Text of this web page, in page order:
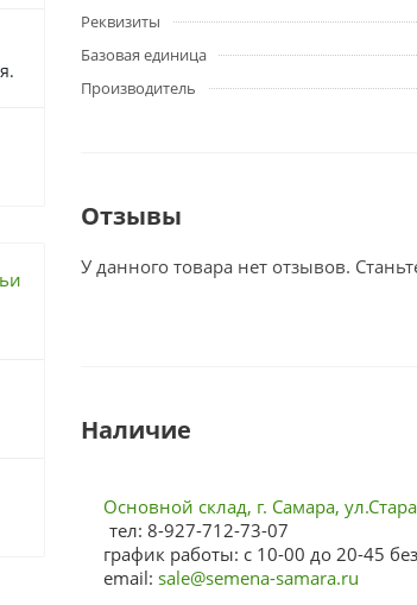
Реквизиты
Базовая единица
Производитель
Отзывы
У данного товара нет отзывов.
Наличие
Основной склад, г. Самара,
тел: 8-927-712-73-07
график работы: с 10-00 до 20-45
email: sale@semena-samara.ru